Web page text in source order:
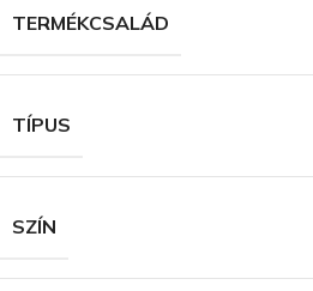
TERMÉKCSALÁD
TÍPUS
SZÍN